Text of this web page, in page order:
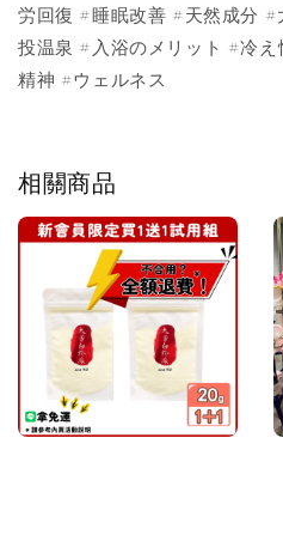
労回復 #睡眠改善 #天然成分
投温泉 #入浴のメリット #冷
精神 #ウェルネス
相關商品